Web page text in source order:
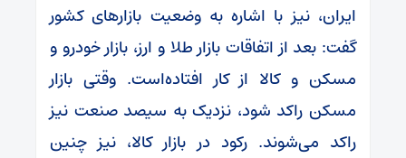
ایران، نیز با اشاره به وضعیت بازارهای کشور
گفت: بعد از اتفاقات بازار طلا و ارز، بازار خودرو و
مسکن و کالا از کار افتاده‌است. وقتی بازار
مسکن راکد شود، نزدیک به سیصد صنعت نیز
راکد می‌شوند. رکود در بازار کالا، نیز چنین